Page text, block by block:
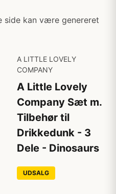
side kan være genereret
A LITTLE LOVELY
COMPANY
A Little Lovely
Company Sæt m.
Tilbehør til
Drikkedunk - 3
Dele - Dinosaurs
UDSALG